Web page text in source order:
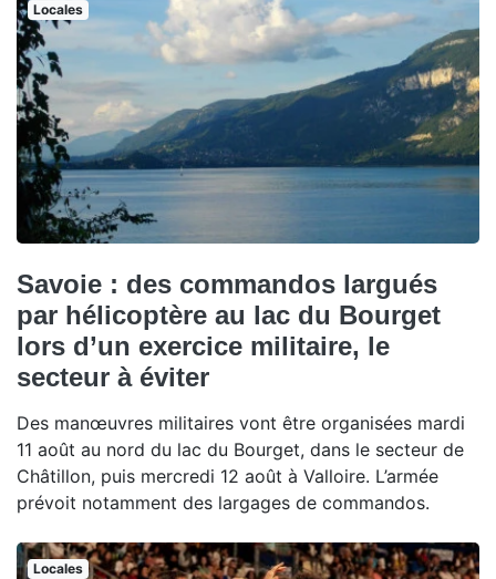
Locales
Savoie : des commandos largués
par hélicoptère au lac du Bourget
lors d’un exercice militaire, le
secteur à éviter
Des manœuvres militaires vont être organisées mardi
11 août au nord du lac du Bourget, dans le secteur de
Châtillon, puis mercredi 12 août à Valloire. L’armée
prévoit notamment des largages de commandos.
Locales